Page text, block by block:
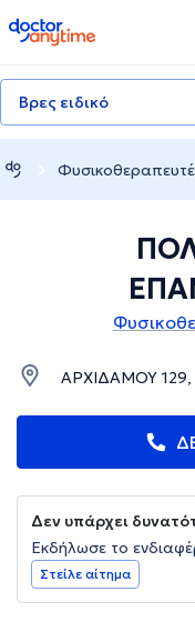
doctoranytime
Βρες ειδικό
ΑΡΧΙΔΑΜΟΥ 129,
Δεν υπάρχει
Εκδήλωσε το
Στείλε αίτημα